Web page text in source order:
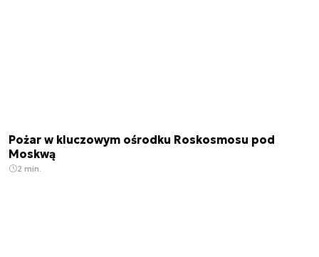
Pożar w kluczowym ośrodku Roskosmosu pod
Moskwą
2 min.